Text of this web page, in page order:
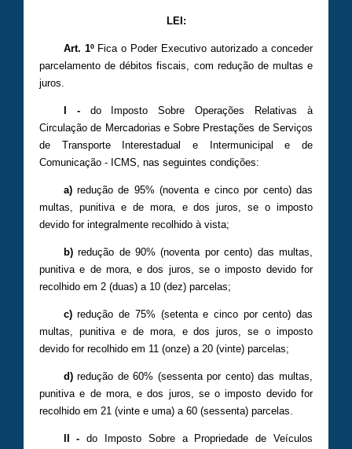
LEI:
Art. 1º Fica o Poder Executivo autorizado a conceder
parcelamento de débitos fiscais, com redução de multas e
juros.
I -do Imposto Sobre Operações Relativas à
Circulação de Mercadorias e Sobre Prestações de Serviços
de Transporte Interestadual e Intermunicipal e de
Comunicação - ICMS, nas seguintes condições:
a)redução de 95% (noventa e cinco por cento) das
multas, punitiva e de mora, e dos juros, se o imposto
devido for integralmente recolhido à vista;
b)redução de 90% (noventa por cento) das multas,
punitiva e de mora, e dos juros, se o imposto devido for
recolhido em 2 (duas) a 10 (dez) parcelas;
c)redução de 75% (setenta e cinco por cento) das
multas, punitiva e de mora, e dos juros, se o imposto
devido for recolhido em 11 (onze) a 20 (vinte) parcelas;
d)redução de 60% (sessenta por cento) das multas,
punitiva e de mora, e dos juros, se o imposto devido for
recolhido em 21 (vinte e uma) a 60 (sessenta) parcelas.
II - do Imposto Sobre a Propriedade de Veículos